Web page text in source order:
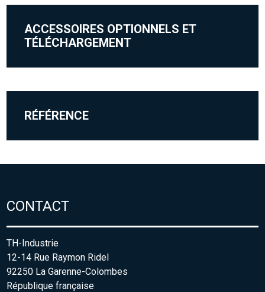
ACCESSOIRES OPTIONNELS ET
TÉLÉCHARGEMENT
RÉFÉRENCE
CONTACT
TH-Industrie
12-14 Rue Raymon Ridel
92250 La Garenne-Colombes
République française